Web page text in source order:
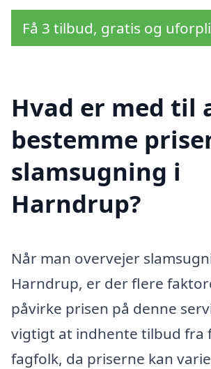
Få 3 tilbud, gratis og
Hvad er med til
bestemme
slamsugning i
Harndrup?
Når man overvejer
Harndrup, er der flere
påvirke prisen på denne
vigtigt at indhente tilbud fra
fagfolk, da priserne kan